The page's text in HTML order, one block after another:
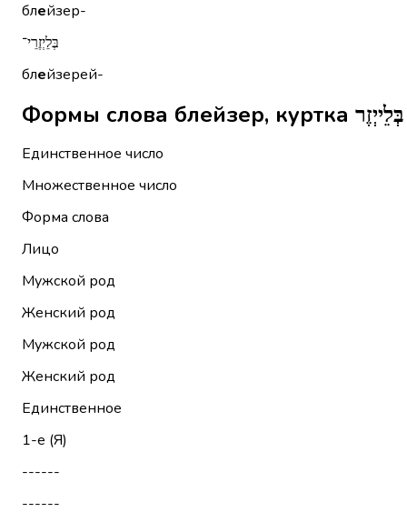
блейзер-
בְּלֵיְזֶרֵי־
блейзерей-
Единственное число
Множественное число
Форма слова
Лицо
Мужской род
Женский род
Мужской род
Женский род
Единственное
1-е (Я)
------
------